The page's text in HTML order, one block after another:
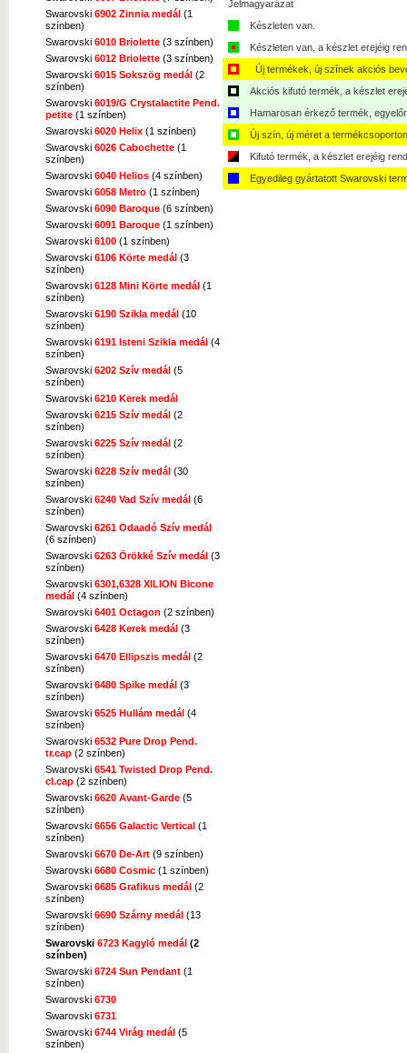
Swarovski 6902 Zinnia medál (1
színben)
Swarovski 6010 Briolette (3 színben)
Swarovski 6012 Briolette (3 színben)
Swarovski 6015 Sokszög medál (2
színben)
Swarovski 6019/G Crystalactite Pend.
petite (1 színben)
Swarovski 6020 Helix (1 színben)
Swarovski 6026 Cabochette (1
színben)
Swarovski 6040 Helios (4 színben)
Swarovski 6058 Metro (1 színben)
Swarovski 6090 Baroque (6 színben)
Swarovski 6091 Baroque (1 színben)
Swarovski 6100 (1 színben)
Swarovski 6106 Körte medál (3
színben)
Swarovski 6128 Mini Körte medál (1
színben)
Swarovski 6190 Szikla medál (10
színben)
Swarovski 6191 Isteni Szikla medál (4
színben)
Swarovski 6202 Szív medál (5
színben)
Swarovski 6210 Kerek medál
Swarovski 6215 Szív medál (2
színben)
Swarovski 6225 Szív medál (2
színben)
Swarovski 6228 Szív medál (30
színben)
Swarovski 6240 Vad Szív medál (6
színben)
Swarovski 6261 Odaadó Szív medál
(6 színben)
Swarovski 6263 Örökké Szív medál (3
színben)
Swarovski 6301,6328 XILION Bicone
medál (4 színben)
Swarovski 6401 Octagon (2 színben)
Swarovski 6428 Kerek medál (3
színben)
Swarovski 6470 Ellipszis medál (2
színben)
Swarovski 6480 Spike medál (3
színben)
Swarovski 6525 Hullám medál (4
színben)
Swarovski 6532 Pure Drop Pend.
tr.cap (2 színben)
Swarovski 6541 Twisted Drop Pend.
cl.cap (2 színben)
Swarovski 6620 Avant-Garde (5
színben)
Swarovski 6656 Galactic Vertical (1
színben)
Swarovski 6670 De-Art (9 színben)
Swarovski 6680 Cosmic (1 színben)
Swarovski 6685 Grafikus medál (2
színben)
Swarovski 6690 Szárny medál (13
színben)
Swarovski 6723 Kagyló medál (2
színben)
Swarovski 6724 Sun Pendant (1
színben)
Swarovski 6730
Swarovski 6731
Swarovski 6744 Virág medál (5
színben)
Jelmagyarázat
Készleten van.
Készleten van, a készlet erejéig
Új termékek, új színek akciós
Akciós kifutó termék, a készlet
Hamarosan érkező termék,
Új szín, új méret a
Kifutó termék, a készlet erejéig
Egyedileg gyártatott Swarovski